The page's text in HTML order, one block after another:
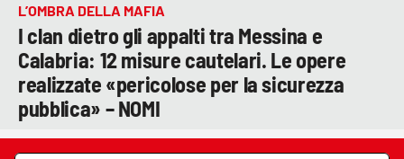
L’OMBRA DELLA MAFIA
I clan dietro gli appalti tra Messina e
Calabria: 12 misure cautelari. Le opere
realizzate «pericolose per la sicurezza
pubblica» – NOMI